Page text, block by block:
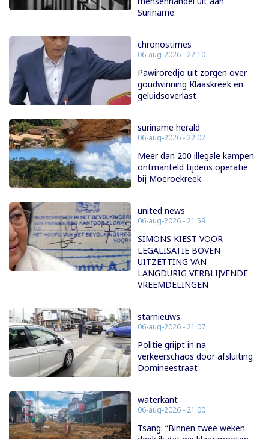
Suriname
chronostimes
06-aug-2026 - 22:10
Pawiroredjo uit zorgen over
goudwinning Klaaskreek en
geluidsoverlast
suriname herald
06-aug-2026 - 22:02
Meer dan 200 illegale kampen
ontmanteld tijdens operatie
bij Moeroekreek
united news
06-aug-2026 - 21:59
SIMONS KIEST VOOR
LEGALISATIE BOVEN
UITZETTING VAN
LANGDURIG VERBLIJVENDE
VREEMDELINGEN
starnieuws
06-aug-2026 - 21:07
Politie grijpt in na
verkeerschaos door afsluiting
Domineestraat
waterkant
06-aug-2026 - 21:00
Tsang: “Binnen twee weken